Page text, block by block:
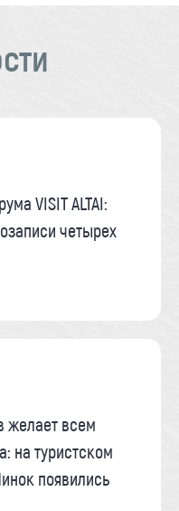
VISIT ALTAI:
четырех
желает всем
на туристском
появились